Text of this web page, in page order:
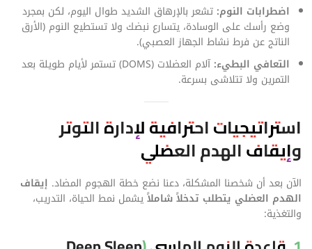
اضطرابات النوم: تشعر بالإرهاق الشديد طوال اليوم، لكن بمجرد
وضع رأسك على الوسادة، يتسارع نبضك ولا تستطيع النوم (الأرق
الناتج عن فرط نشاط الجهاز العصبي).
التعافي البطيء:
آلام العضلات (DOMS) تستمر لأيام طويلة بعد
التمرين ولا تتلاشى بسرعة.
استراتيجيات احترافية لإدارة التوتر
وإيقاف الهدم العضلي
الآن بعد أن شخصنا المشكلة، دعنا نضع خطة الهجوم المضاد. إيقاف
الهدم العضلي يتطلب تدخلاً شاملاًيشمل نمط الحياة، التدريب،
والتغذية: